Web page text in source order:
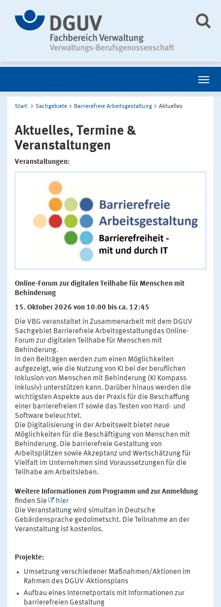
Start Sachgebiete Barrierefreie Arbeitsgestaltung Aktuelles
Aktuelles, Termine &
Veranstaltungen
Veranstaltungen:
Online-Forum zur digitalen Teilhabe für Menschen mit
Behinderung
15. Oktober 2026 von 10.00 bis ca. 12:45
Die VBG veranstaltet in Zusammenarbeit mit dem DGUV
Sachgebiet Barrierefreie Arbeitsgestaltungdas Online-
Forum zur digitalen Teilhabe für Menschen mit
Behinderung.
In den Beiträgen werden zum einen Möglichkeiten
aufgezeigt, wie die Nutzung von KI bei der beruflichen
Inklusion von Menschen mit Behinderung (KI Kompass
Inklusiv) unterstützen kann. Darüber hinaus werden die
wichtigsten Aspekte aus der Praxis für die Beschaffung
einer barrierefreien IT sowie das Testen von Hard- und
Software beleuchtet.
Die Digitalisierung in der Arbeitswelt bietet neue
Möglichkeiten für die Beschäftigung von Menschen mit
Behinderung. Die barrierefreie Gestaltung von
Arbeitsplätzen sowie Akzeptanz und Wertschätzung für
Vielfalt im Unternehmen sind Voraussetzungen für die
Teilhabe am Arbeitsleben.
Weitere Informationen zum Programm und zur Anmeldung
finden Sie
hier
Die Veranstaltung wird simultan in Deutsche
Gebärdensprache gedolmetscht. Die Teilnahme an der
Veranstaltung ist kostenlos.
Projekte:
Umsetzung verschiedener Maßnahmen/Aktionen im
Rahmen des DGUV-Aktionsplans
Aufbau eines Internetportals mit Informationen zur
barrierefreien Gestaltung